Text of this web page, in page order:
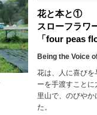
花と本と①
スローフラワ
「four peas
Being the Voice
花は、人に喜び
ーを手渡すこと
里山で、のびや
た。